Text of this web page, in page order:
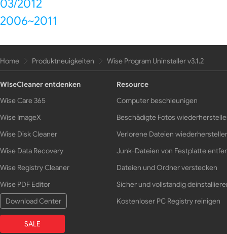
03/2012
2006~2011
Home Produktneuigkeiten Wise Program Uninstaller v3.1.2
WiseCleaner entdenken
Wise Care 365
Wise ImageX
Wise Disk Cleaner
Wise Data Recovery
Wise Registry Cleaner
Wise PDF Editor
Download Center
SALE
Resource
Computer beschleunigen
Beschädigte Fotos
Verlorene Dateien
Junk-Dateien von Festplatte
Dateien und Ordner verstecken
Sicher und vollständig
Kostenloser PC Registry reinigen